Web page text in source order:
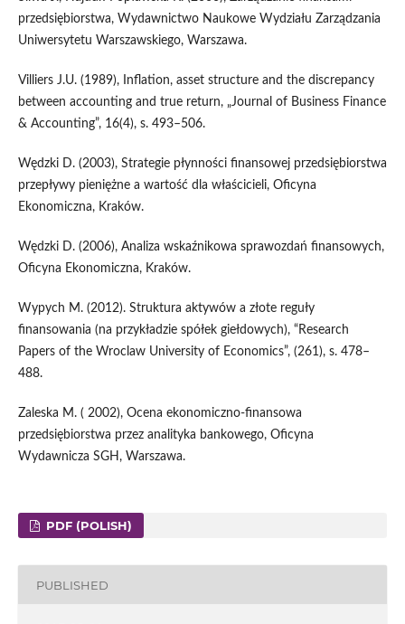
przedsiębiorstwa, Wydawnictwo Naukowe Wydziału Zarządzania
Uniwersytetu Warszawskiego, Warszawa.
Villiers J.U. (1989), Inflation, asset structure and the discrepancy
between accounting and true return, „Journal of Business Finance
& Accounting”, 16(4), s. 493–506.
Wędzki D. (2003), Strategie płynności finansowej przedsiębiorstwa
przepływy pieniężne a wartość dla właścicieli, Oficyna
Ekonomiczna, Kraków.
Wędzki D. (2006), Analiza wskaźnikowa sprawozdań finansowych,
Oficyna Ekonomiczna, Kraków.
Wypych M. (2012). Struktura aktywów a złote reguły
finansowania (na przykładzie spółek giełdowych), “Research
Papers of the Wroclaw University of Economics”, (261), s. 478–
488.
Zaleska M. ( 2002), Ocena ekonomiczno-finansowa
przedsiębiorstwa przez analityka bankowego, Oficyna
Wydawnicza SGH, Warszawa.
PDF (POLISH)
PUBLISHED